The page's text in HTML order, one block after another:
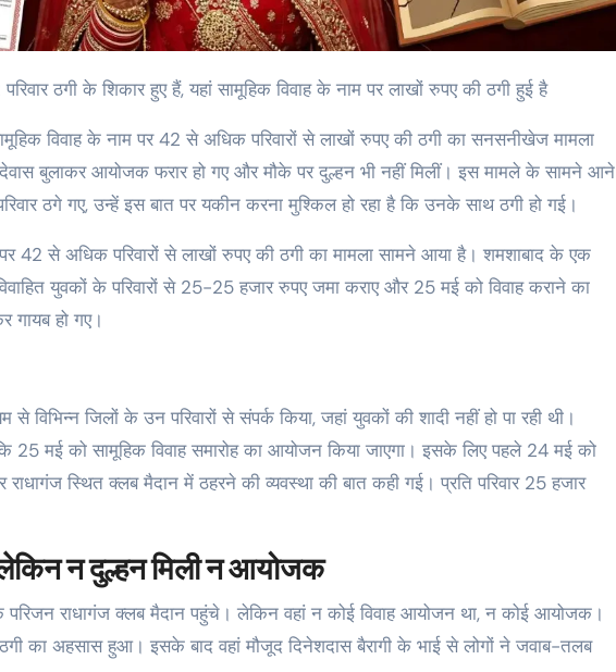
ठगी के शिकार हुए हैं, यहां सामूहिक विवाह के नाम पर लाखों रुपए की ठगी हुई है
विवाह के नाम पर 42 से अधिक परिवारों से लाखों रुपए की ठगी का सनसनीखेज मामला
देवास बुलाकर आयोजक फरार हो गए और मौके पर दुल्हन भी नहीं मिलीं। इस मामले के सामने आने
ठगे गए, उन्हें इस बात पर यकीन करना मुश्किल हो रहा है कि उनके साथ ठगी हो गई।
42 से अधिक परिवारों से लाखों रुपए की ठगी का मामला सामने आया है। शमशाबाद के एक
युवकों के परिवारों से 25-25 हजार रुपए जमा कराए और 25 मई को विवाह कराने का
गायब हो गए।
से विभिन्न जिलों के उन परिवारों से संपर्क किया, जहां युवकों की शादी नहीं हो पा रही थी।
कि 25 मई को सामूहिक विवाह समारोह का आयोजन किया जाएगा। इसके लिए पहले 24 मई को
स्थित क्लब मैदान में ठहरने की व्यवस्था की बात कही गई। प्रति परिवार 25 हजार
लेकिन न दुल्हन मिली न आयोजक
राधागंज क्लब मैदान पहुंचे। लेकिन वहां न कोई विवाह आयोजन था, न कोई आयोजक।
ठगी का अहसास हुआ। इसके बाद वहां मौजूद दिनेशदास बैरागी के भाई से लोगों ने जवाब-तलब